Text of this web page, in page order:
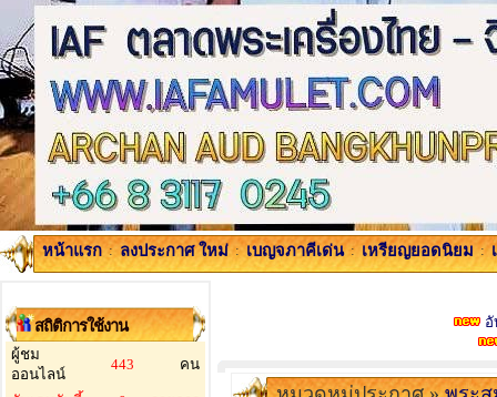
หน้าแรก : ลงประกาศ ใหม่ : เบญจภาคีเด่น : เหรียญยอดนิยม :
สถิติการใช้งาน
ผู้ชม
ออนไลน์
443 คน
อั